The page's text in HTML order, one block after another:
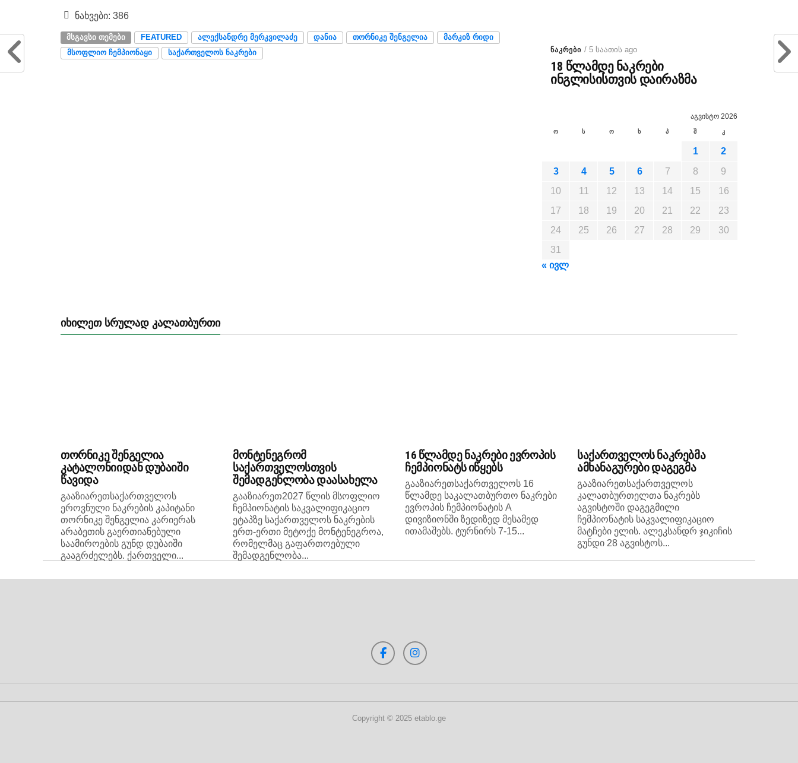
ნახვები: 386
ᲛᲡᲒᲐᲕᲡᲘ ᲗᲔᲛᲔᲑᲘ FEATURED ᲐᲚᲔᲥᲡᲐᲜᲓᲠᲔ ᲛᲔᲠᲙᲕᲘᲚᲐᲫᲔ ᲓᲐᲜᲘᲐ ᲗᲝᲠᲜᲘᲙᲔ ᲨᲔᲜᲒᲔᲚᲘᲐ
ᲛᲐᲠᲙᲘᲖ ᲠᲘᲓᲘ
ᲛᲡᲝᲤᲚᲘᲝ ᲩᲔᲛᲞᲘᲝᲜᲐᲧᲘ
ᲡᲐᲥᲐᲠᲗᲕᲔᲚᲝᲡ ᲜᲐᲙᲠᲔᲑᲘ ᲜᲐᲙᲠᲔᲑᲘ / 5 საათის ago
18 წლამდე ნაკრები
ინგლისისთვის დაირაზმა
აგვისტო 2026
ო ს ო ხ პ შ კ
1
2
3
4 5 6 7 8
9
10
11 12 13 14 15
16
17
18 19 20 21 22
23
24
25 26 27 28 29
30
31
« ივლ
ᲘᲮᲘᲚᲔᲗ ᲡᲠᲣᲚᲐᲓ ᲙᲐᲚᲐᲗᲑᲣᲠᲗᲘ
თორნიკე შენგელია
კატალონიიდან დუბაიში
წავიდა
გააზიარეთსაქართველოს
ეროვნული ნაკრების კაპიტანი
თორნიკე შენგელია კარიერას
არაბეთის გაერთიანებული
საამიროების გუნდ დუბაიში
გააგრძელებს. ქართველი...
მონტენეგრომ
საქართველოსთვის
შემადგენლობა დაასახელა
გააზიარეთ2027 წლის მსოფლიო
ჩემპიონატის საკვალიფიკაციო
ეტაპზე საქართველოს ნაკრების
ერთ-ერთი მეტოქე მონტენეგროა,
რომელმაც გაფართოებული
შემადგენლობა...
16 წლამდე ნაკრები ევროპის
ჩემპიონატს იწყებს
გააზიარეთსაქართველოს 16
წლამდე საკალათბურთო ნაკრები
ევროპის ჩემპიონატის A
დივიზიონში ზედიზედ მესამედ
ითამაშებს. ტურნირს 7-15...
საქართველოს ნაკრებმა
ამხანაგურები დაგეგმა
გააზიარეთსაქართველოს
კალათბურთელთა ნაკრებს
აგვისტოში დაგეგმილი
ჩემპიონატის საკვალიფიკაციო
მატჩები ელის. ალეკსანდრ ჯიკიჩის
გუნდი 28 აგვისტოს...
Copyright © 2025 etablo.ge